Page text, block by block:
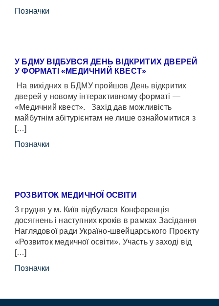
Позначки
У БДМУ ВІДБУВСЯ ДЕНЬ ВІДКРИТИХ ДВЕРЕЙ
У ФОРМАТІ «МЕДИЧНИЙ КВЕСТ»
На вихідних в БДМУ пройшов День відкритих
дверей у новому інтерактивному форматі —
«Медичний квест». Захід дав можливість
майбутнім абітурієнтам не лише ознайомитися з
[…]
Позначки
РОЗВИТОК МЕДИЧНОЇ ОСВІТИ
3 грудня у м. Київ відбулася Конференція
досягнень і наступних кроків в рамках Засідання
Наглядової ради Україно-швейцарського Проєкту
«Розвиток медичної освіти». Участь у заході від
[…]
Позначки